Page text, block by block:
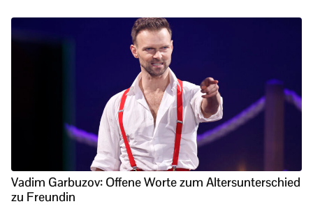
Vadim Garbuzov: Offene Worte zum Altersunterschied
zu Freundin